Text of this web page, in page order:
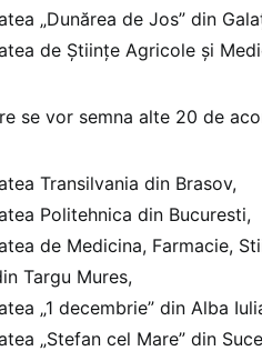
„Dunărea de Jos” din
de Științe Agricole și
se vor semna alte 20 de
Transilvania din Brasov,
Politehnica din Bucuresti,
de Medicina, Farmacie,
Targu Mures,
„1 decembrie” din Alba
„Stefan cel Mare” din